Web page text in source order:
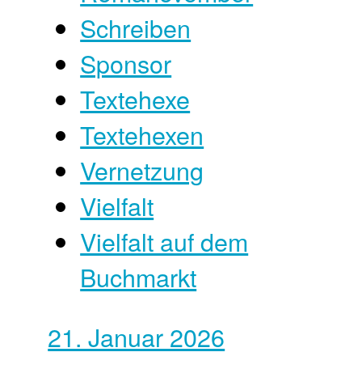
Schreiben
Sponsor
Textehexe
Textehexen
Vernetzung
Vielfalt
Vielfalt auf dem
Buchmarkt
21. Januar 2026